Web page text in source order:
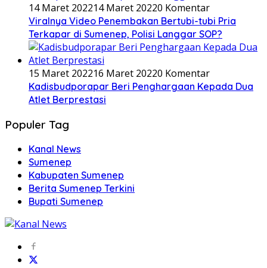
14 Maret 202214 Maret 20220 Komentar
Viralnya Video Penembakan Bertubi-tubi Pria
Terkapar di Sumenep, Polisi Langgar SOP?
15 Maret 202216 Maret 20220 Komentar
Kadisbudporapar Beri Penghargaan Kepada Dua
Atlet Berprestasi
Populer Tag
Kanal News
Sumenep
Kabupaten Sumenep
Berita Sumenep Terkini
Bupati Sumenep